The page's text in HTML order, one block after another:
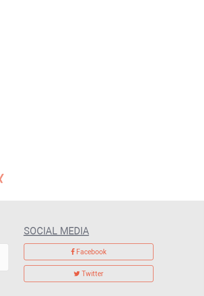
SOCIAL MEDIA
Facebook
Twitter